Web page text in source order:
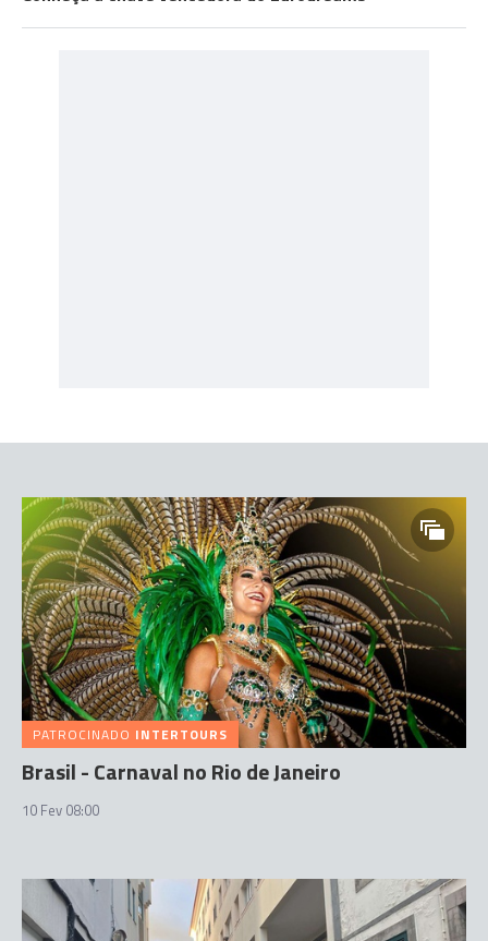
PATROCINADO INTERTOURS
Brasil - Carnaval no Rio de Janeiro
10 Fev 08:00